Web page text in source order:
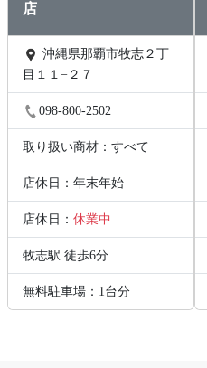
店
目１１−２７
098-800-2502
取り扱い商材：すべて
店休日：年末年始
店休日： 休業中
牧志駅 徒歩6分
無料駐車場：1台分